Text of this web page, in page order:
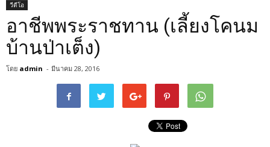
วีดีโอ
อาชีพพระราชทาน (เลี้ยงโคนม
บ้านป่าเต็ง)
โดย admin - มีนาคม 28, 2016